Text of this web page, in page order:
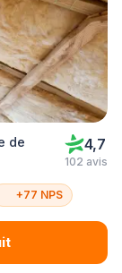
de
4,7
102 avis
+77 NPS